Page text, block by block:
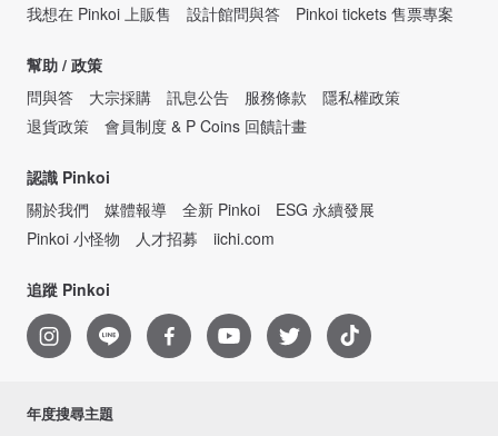
我想在 Pinkoi 上販售
設計館問與答 Pinkoi tickets 售票專案
幫助 / 政策
問與答
大宗採購 訊息公告 服務條款
隱私權政策
退貨政策
會員制度 & P Coins 回饋計畫
認識 Pinkoi
關於我們
媒體報導 全新 Pinkoi
ESG 永續發展
Pinkoi 小怪物
人才招募 iichi.com
追蹤 Pinkoi
年度搜尋主題